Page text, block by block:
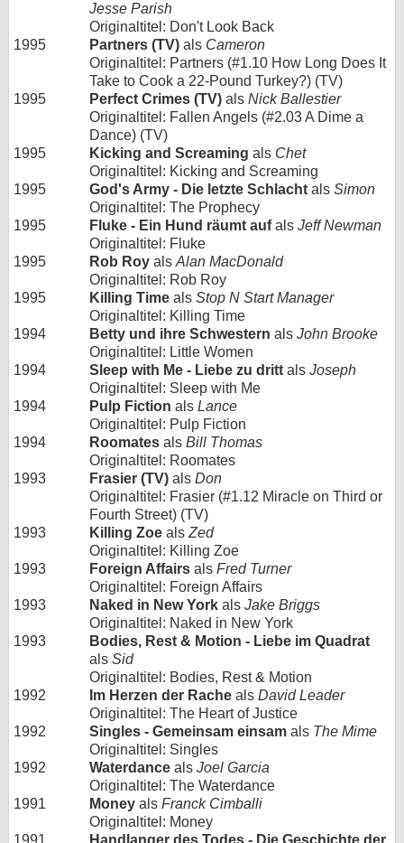
Jesse Parish
Originaltitel: Don't Look Back
1995
Partners (TV) als Cameron
Originaltitel: Partners (#1.10 How Long Does It
Take to Cook a 22-Pound Turkey?) (TV)
1995
Perfect Crimes (TV) als Nick Ballestier
Originaltitel: Fallen Angels (#2.03 A Dime a
Dance) (TV)
1995
Kicking and Screaming als Chet
Originaltitel: Kicking and Screaming
1995
God's Army - Die letzte Schlacht als Simon
Originaltitel: The Prophecy
1995
Fluke - Ein Hund räumt aufals Jeff Newman
Originaltitel: Fluke
1995
Rob Roy als Alan MacDonald
Originaltitel: Rob Roy
1995
Killing Time als Stop N Start Manager
Originaltitel: Killing Time
1994
Betty und ihre Schwestern als John Brooke
Originaltitel: Little Women
1994
Sleep with Me - Liebe zu dritt als Joseph
Originaltitel: Sleep with Me
1994
Pulp Fiction als Lance
Originaltitel: Pulp Fiction
1994
Roomates als Bill Thomas
Originaltitel: Roomates
1993
Frasier (TV) als Don
Originaltitel: Frasier (#1.12 Miracle on Third or
Fourth Street) (TV)
1993
Killing Zoe als Zed
Originaltitel: Killing Zoe
1993
Foreign Affairs als Fred Turner
Originaltitel: Foreign Affairs
1993
Naked in New York als Jake Briggs
Originaltitel: Naked in New York
1993
Bodies, Rest & Motion - Liebe im Quadrat
als Sid
Originaltitel: Bodies, Rest & Motion
1992
Im Herzen der Rache als David Leader
Originaltitel: The Heart of Justice
1992
Singles - Gemeinsam einsam als The Mime
Originaltitel: Singles
1992
Waterdance als Joel Garcia
Originaltitel: The Waterdance
1991
Money als Franck Cimballi
Originaltitel: Money
1991
Handlanger des Todes - Die Geschichte der